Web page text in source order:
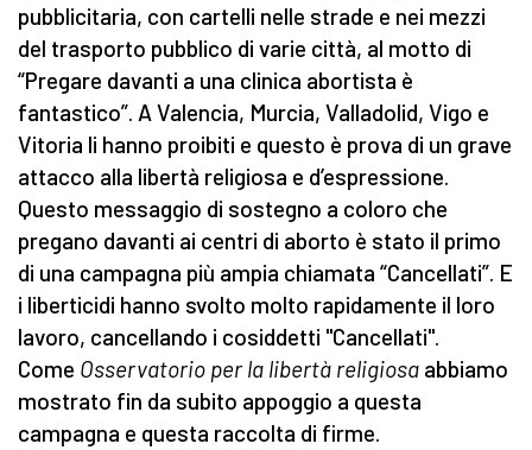
pubblicitaria, con cartelli nelle strade e nei mezzi
del trasporto pubblico di varie città, al motto di
“Pregare davanti a una clinica abortista è
fantastico”. A Valencia, Murcia, Valladolid, Vigo e
Vitoria li hanno proibiti e questo è prova di un grave
attacco alla libertà religiosa e d’espressione.
Questo messaggio di sostegno a coloro che
pregano davanti ai centri di aborto è stato il primo
di una campagna più ampia chiamata “Cancellati”. E
i liberticidi hanno svolto molto rapidamente il loro
lavoro, cancellando i cosiddetti "Cancellati".
Come Osservatorio per la libertà religiosa abbiamo
mostrato fin da subito appoggio a questa
campagna e questa raccolta di firme.